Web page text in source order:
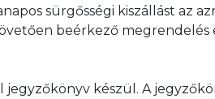
sürgősségi kiszállást az
beérkező megrendelés
készül. A